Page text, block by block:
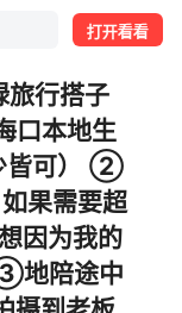
打开看看
旅行搭子
口本地生
皆可） ②
果需要超
因为我的
地陪途中